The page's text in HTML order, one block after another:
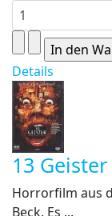
Details
13 Geister
Horrorfilm aus
Beck. Es ...